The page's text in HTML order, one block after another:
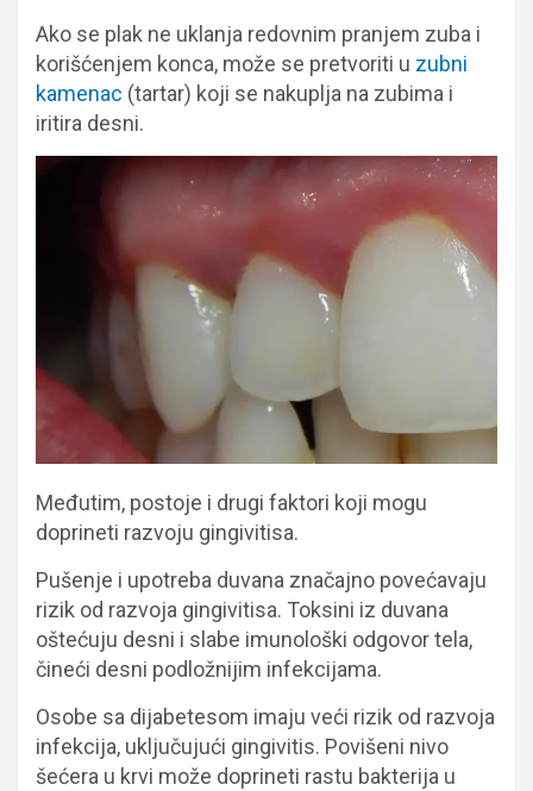
Ako se plak ne uklanja redovnim pranjem zuba i
korišćenjem konca, može se pretvoriti u zubni
kamenac (tartar) koji se nakuplja na zubima i
iritira desni.
Međutim, postoje i drugi faktori koji mogu
doprineti razvoju gingivitisa.
Pušenje i upotreba duvana značajno povećavaju
rizik od razvoja gingivitisa. Toksini iz duvana
oštećuju desni i slabe imunološki odgovor tela,
čineći desni podložnijim infekcijama.
Osobe sa dijabetesom imaju veći rizik od razvoja
infekcija, uključujući gingivitis. Povišeni nivo
šećera u krvi može doprineti rastu bakterija u